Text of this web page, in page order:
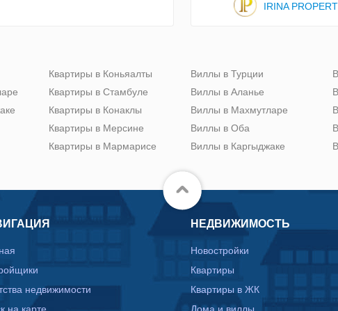
IRINA
Квартиры в Коньяалты
Квартиры в Стамбуле
Квартиры в Конаклы
Квартиры в Мерсине
Квартиры в Мармарисе
Виллы в Турции
Виллы в Аланье
Виллы в Махмутларе
Виллы в Оба
Виллы в Каргыджаке
недвижимости
НЕДВИЖИМОСТЬ
Новостройки
Квартиры
Квартиры в ЖК